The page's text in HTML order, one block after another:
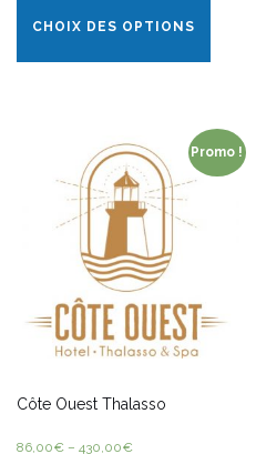
CHOIX DES OPTIONS
Promo !
Côte Ouest Thalasso
86,00€ – 430,00€